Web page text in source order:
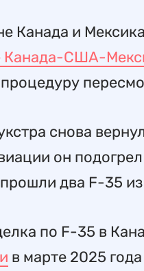
Канада и
Канада-США-
снова
он
два F-35
по F-35 в
в марте 2025